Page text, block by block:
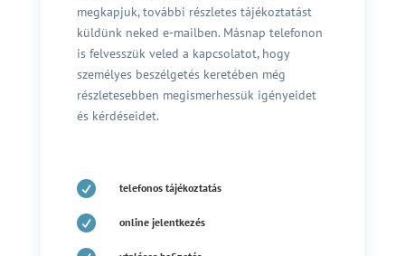
megkapjuk, további részletes tájékoztatást
küldünk neked e-mailben. Másnap telefonon
is felvesszük veled a kapcsolatot, hogy
személyes beszélgetés keretében még
részletesebben megismerhessük igényeidet
és kérdéseidet.
 telefonos tájékoztatás
 online jelentkezés